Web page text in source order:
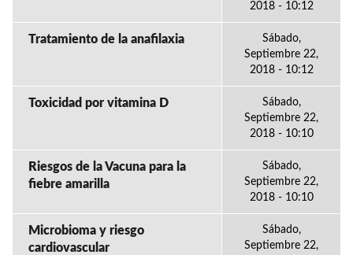
2018 - 10:12
Tratamiento de la anafilaxia
Sábado,
Septiembre 22,
2018 - 10:12
Toxicidad por vitamina D
Sábado,
Septiembre 22,
2018 - 10:10
Riesgos de la Vacuna para la
fiebre amarilla
Sábado,
Septiembre 22,
2018 - 10:10
Microbioma y riesgo
cardiovascular
Sábado,
Septiembre 22,